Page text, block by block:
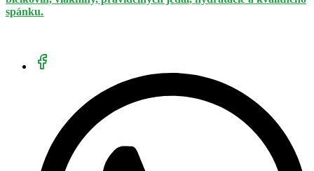
spánku.